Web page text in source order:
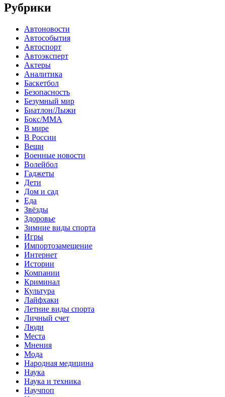
Рубрики
Автоновости
Автособытия
Автоспорт
Автоэксперт
Актеры
Аналитика
Баскетбол
Безопасность
Безумный мир
Биатлон/Лыжи
Бокс/MMA
В мире
В России
Вещи
Военные новости
Волейбол
Гаджеты
Дети
Дом и сад
Еда
Звёзды
Здоровье
Зимние виды спорта
Игры
Импортозамещение
Интернет
Истории
Компании
Криминал
Культура
Лайфхаки
Летние виды спорта
Личный счет
Люди
Места
Мнения
Мода
Народная медицина
Наука
Наука и техника
Научпоп